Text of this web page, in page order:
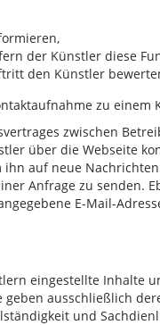
der Künstler diese
den Künstler
zu
zwischen
über die Webseite
auf neue
Anfrage zu senden.
E-Mail-
eingestellte Inhalte
geben ausschließlich
und